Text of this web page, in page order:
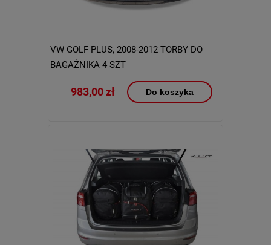
VW GOLF PLUS, 2008-2012 TORBY DO
BAGAŻNIKA 4 SZT
983,00 zł Do koszyka